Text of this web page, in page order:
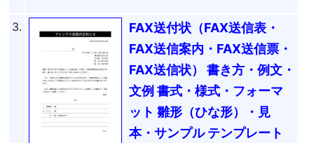
3.
FAX送付状（FAX送信表・
FAX送信案内・FAX送信票・
FAX送信状） 書き方・例文・
文例 書式・様式・フォーマ
ット 雛形（ひな形）・見
本・サンプル テンプレート